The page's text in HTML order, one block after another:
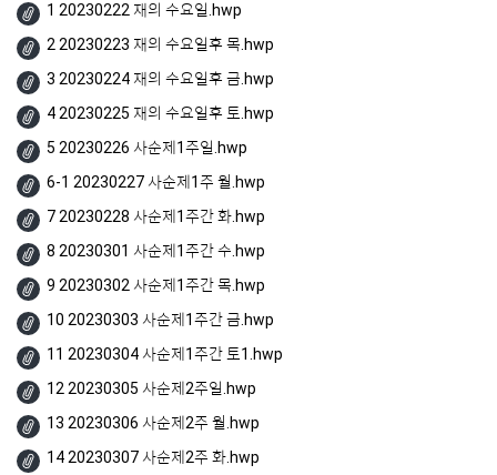
1 20230222 재의 수요일.hwp
2 20230223 재의 수요일후 목.hwp
3 20230224 재의 수요일후 금.hwp
4 20230225 재의 수요일후 토.hwp
5 20230226 사순제1주일.hwp
6-1 20230227 사순제1주 월.hwp
7 20230228 사순제1주간 화.hwp
8 20230301 사순제1주간 수.hwp
9 20230302 사순제1주간 목.hwp
10 20230303 사순제1주간 금.hwp
11 20230304 사순제1주간 토1.hwp
12 20230305 사순제2주일.hwp
13 20230306 사순제2주 월.hwp
14 20230307 사순제2주 화.hwp